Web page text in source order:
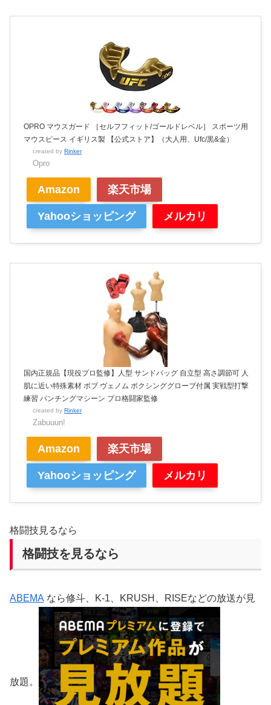
OPRO マウスガード ［セルフフィット/ゴールドレベル］ スポーツ用
マウスピース イギリス製 【公式ストア】（大人用、Ufc/黒&金）
created by Rinker
Opro
Amazon 楽天市場
Yahooショッピング メルカリ
国内正規品【現役プロ監修】人型 サンドバッグ 自立型 高さ調節可 人
肌に近い特殊素材 ボブ ヴェノム ボクシンググローブ付属 実戦型打撃
練習 パンチングマシーン プロ格闘家監修
created by Rinker
Zabuuun!
Amazon 楽天市場
Yahooショッピング メルカリ
格闘技見るなら
格闘技を見るなら
ABEMA なら修斗、K-1、KRUSH、RISEなどの放送が見
放題。